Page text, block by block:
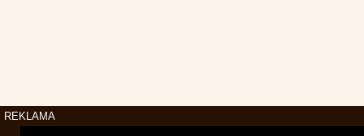
REKLAMA